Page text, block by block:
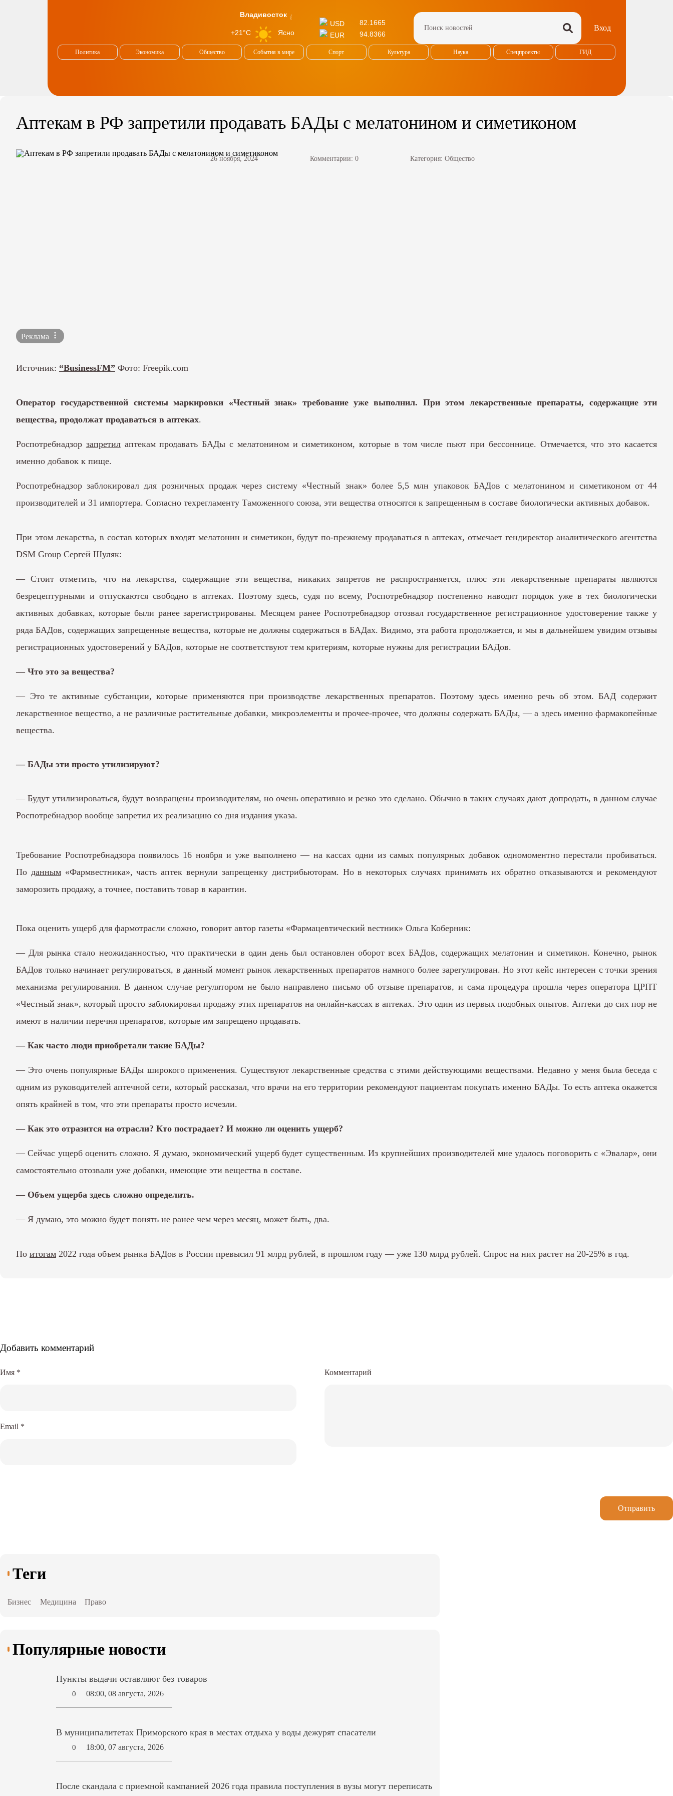
Владивосток
+21°C Ясно
USD
82.1665
EUR
94.8366
Вход
Политика Экономика Общество События в мире Спорт Культура Наука Спецпроекты ГИД
Аптекам в РФ запретили продавать БАДы с мелатонином и симетиконом
26 ноября, 2024 Комментарии: 0 Категория: Общество
Реклама
Источник: “BusinessFM” Фото: Freepik.com
Оператор государственной системы маркировки «Честный знак» требование уже выполнил. При этом лекарственные препараты, содержащие эти
вещества, продолжат продаваться в аптеках.
Роспотребнадзор запретилаптекам продавать БАДы с мелатонином и симетиконом, которые в том числе пьют при бессоннице. Отмечается, что это касается
именно добавок к пище.
Роспотребнадзор заблокировал для розничных продаж через систему «Честный знак» более 5,5 млн упаковок БАДов с мелатонином и симетиконом от 44
производителей и 31 импортера. Согласно техрегламенту Таможенного союза, эти вещества относятся к запрещенным в составе биологически активных добавок.
При этом лекарства, в состав которых входят мелатонин и симетикон, будут по-прежнему продаваться в аптеках, отмечает гендиректор аналитического агентства
DSM Group Сергей Шуляк:
— Стоит отметить, что на лекарства, содержащие эти вещества, никаких запретов не распространяется, плюс эти лекарственные препараты являются
безрецептурными и отпускаются свободно в аптеках. Поэтому здесь, судя по всему, Роспотребнадзор постепенно наводит порядок уже в тех биологически
активных добавках, которые были ранее зарегистрированы. Месяцем ранее Роспотребнадзор отозвал государственное регистрационное удостоверение также у
ряда БАДов, содержащих запрещенные вещества, которые не должны содержаться в БАДах. Видимо, эта работа продолжается, и мы в дальнейшем увидим отзывы
регистрационных удостоверений у БАДов, которые не соответствуют тем критериям, которые нужны для регистрации БАДов.
— Что это за вещества?
— Это те активные субстанции, которые применяются при производстве лекарственных препаратов. Поэтому здесь именно речь об этом. БАД содержит
лекарственное вещество, а не различные растительные добавки, микроэлементы и прочее-прочее, что должны содержать БАДы, — а здесь именно фармакопейные
вещества.
— БАДы эти просто утилизируют?
— Будут утилизироваться, будут возвращены производителям, но очень оперативно и резко это сделано. Обычно в таких случаях дают допродать, в данном случае
Роспотребнадзор вообще запретил их реализацию со дня издания указа.
Требование Роспотребнадзора появилось 16 ноября и уже выполнено — на кассах одни из самых популярных добавок одномоментно перестали пробиваться.
По данным«Фармвестника», часть аптек вернули запрещенку дистрибьюторам. Но в некоторых случаях принимать их обратно отказываются и рекомендуют
заморозить продажу, а точнее, поставить товар в карантин.
Пока оценить ущерб для фармотрасли сложно, говорит автор газеты «Фармацевтический вестник» Ольга Коберник:
— Для рынка стало неожиданностью, что практически в один день был остановлен оборот всех БАДов, содержащих мелатонин и симетикон. Конечно, рынок
БАДов только начинает регулироваться, в данный момент рынок лекарственных препаратов намного более зарегулирован. Но этот кейс интересен с точки зрения
механизма регулирования. В данном случае регулятором не было направлено письмо об отзыве препаратов, и сама процедура прошла через оператора ЦРПТ
«Честный знак», который просто заблокировал продажу этих препаратов на онлайн-кассах в аптеках. Это один из первых подобных опытов. Аптеки до сих пор не
имеют в наличии перечня препаратов, которые им запрещено продавать.
— Как часто люди приобретали такие БАДы?
— Это очень популярные БАДы широкого применения. Существуют лекарственные средства с этими действующими веществами. Недавно у меня была беседа с
одним из руководителей аптечной сети, который рассказал, что врачи на его территории рекомендуют пациентам покупать именно БАДы. То есть аптека окажется
опять крайней в том, что эти препараты просто исчезли.
— Как это отразится на отрасли? Кто пострадает? И можно ли оценить ущерб?
— Сейчас ущерб оценить сложно. Я думаю, экономический ущерб будет существенным. Из крупнейших производителей мне удалось поговорить с «Эвалар», они
самостоятельно отозвали уже добавки, имеющие эти вещества в составе.
— Объем ущерба здесь сложно определить.
— Я думаю, это можно будет понять не ранее чем через месяц, может быть, два.
По итогам 2022 года объем рынка БАДов в России превысил 91 млрд рублей, в прошлом году — уже 130 млрд рублей. Спрос на них растет на 20-25% в год.
Добавить комментарий
Комментарий
Имя *
Email *
Отправить
Теги
Бизнес Медицина Право
Популярные новости
Пункты выдачи оставляют без товаров
0 08:00, 08 августа, 2026
В муниципалитетах Приморского края в местах отдыха у воды дежурят спасатели
0 18:00, 07 августа, 2026
После скандала с приемной кампанией 2026 года правила поступления в вузы могут переписать